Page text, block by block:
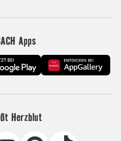
Apps
Herzblut